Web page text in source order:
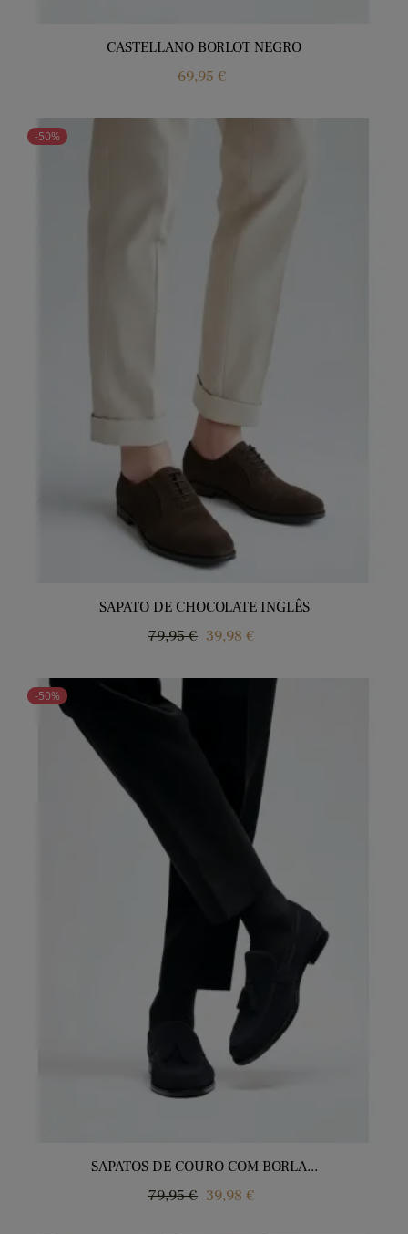
CASTELLANO BORLOT NEGRO
Price
69,95 €
-50%
SAPATO DE CHOCOLATE INGLÊS
Regular
79,95 € Price
39,98 €
-50%
SAPATOS DE COURO COM BORLA...
Regular
79,95 € Price
39,98 €